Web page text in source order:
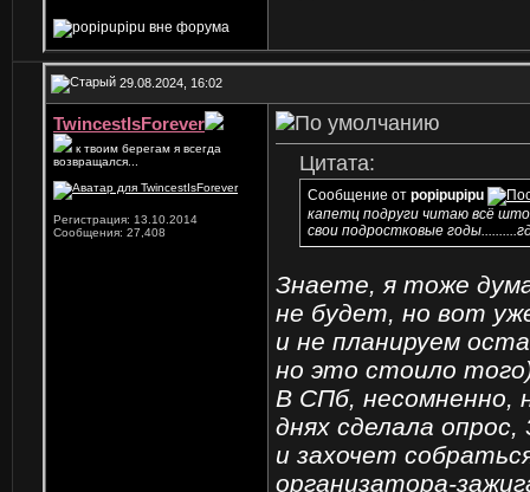
29.08.2024, 16:02
TwincestIsForever
к твоим берегам я всегда
возвращался...
Регистрация: 13.10.2014
Сообщения: 27,408
Цитата:
Сообщение от popipupipu
капетц подруги читаю всё
свои подростковые
Знаете, я тоже
не будет, но вот
и не планируем
но это стоило
В СПб, несомненно,
днях сделала
и захочет
организатора-